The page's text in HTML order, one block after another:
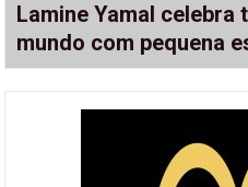
Lamine Yamal celebra
mundo com pequena